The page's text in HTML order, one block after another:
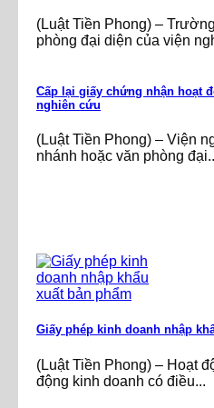
(Luật Tiền Phong) –
phòng đại diện của viện
Cấp lại giấy chứng nhận hoạt
nghiên cứu
(Luật Tiền Phong) – Viện
nhánh hoặc văn phòng
Giấy phép kinh doanh nhập
(Luật Tiền Phong) – Hoạt
động kinh doanh có điều...